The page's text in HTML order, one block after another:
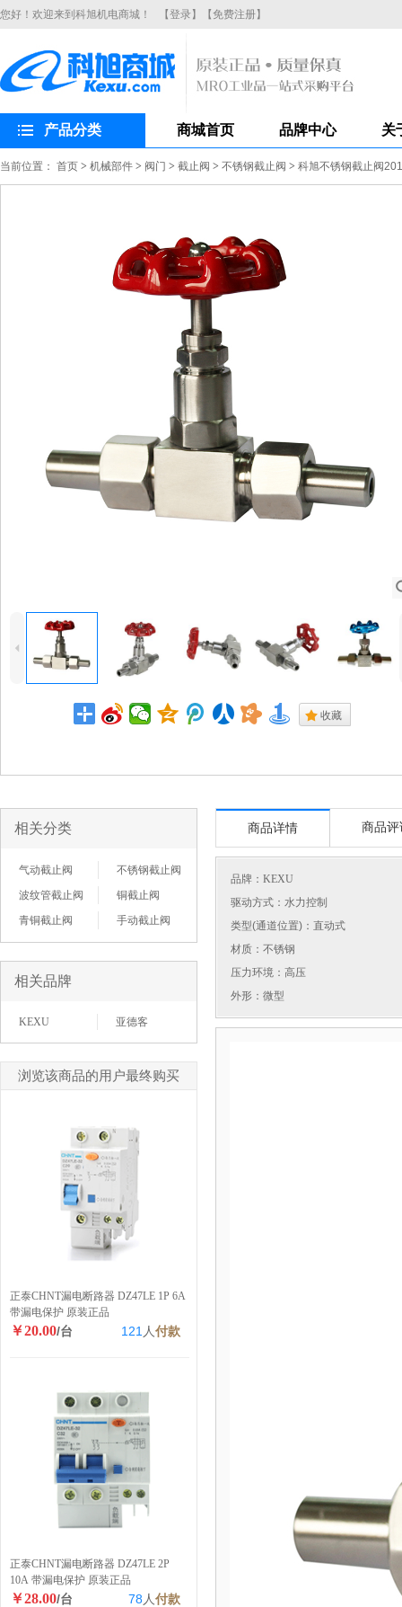
您好！欢迎来到科旭机电商城！ 【登录】 【免费注册】
产品分类 商城首页 品牌中心 关
当前位置： 首页 > 机械部件 > 阀门 > 截止阀 > 不锈钢截止阀 > 科旭不锈钢截止阀
4
. 收藏
相关分类
气动截止阀
不锈钢截止阀
波纹管截止阀
铜截止阀
青铜截止阀
手动截止阀
相关品牌
KEXU 亚德客
浏览该商品的用户最终购买
正泰CHNT漏电断路器 DZ47LE 1P 6A
带漏电保护 原装正品
￥20.00/台 121 人付款
正泰CHNT漏电断路器 DZ47LE 2P
10A 带漏电保护 原装正品
￥28.00/台 78 人付款
商品详情 商品评
品牌： KEXU
驱动方式：水力控制
类型(通道位置)：直动式
材质：不锈钢
压力环境：高压
外形：微型